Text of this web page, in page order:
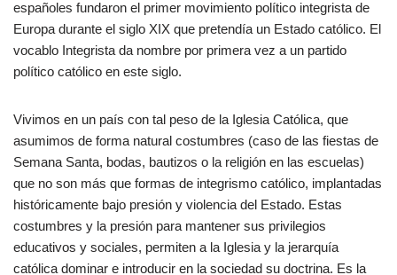
españoles fundaron el primer movimiento político integrista de
Europa durante el siglo XIX que pretendía un Estado católico. El
vocablo Integrista da nombre por primera vez a un partido
político católico en este siglo.
Vivimos en un país con tal peso de la Iglesia Católica, que
asumimos de forma natural costumbres (caso de las fiestas de
Semana Santa, bodas, bautizos o la religión en las escuelas)
que no son más que formas de integrismo católico, implantadas
históricamente bajo presión y violencia del Estado. Estas
costumbres y la presión para mantener sus privilegios
educativos y sociales, permiten a la Iglesia y la jerarquía
católica dominar e introducir en la sociedad su doctrina. Es la